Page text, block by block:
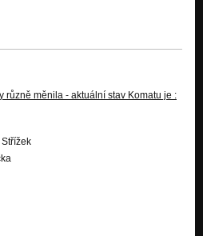
různě měnila - aktuální stav Komatu je :
Střížek